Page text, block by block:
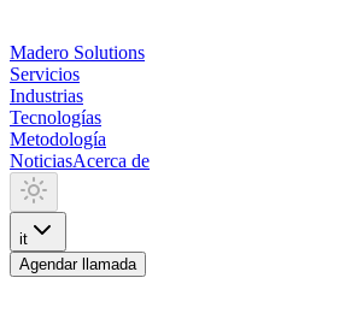
Madero Solutions
Servicios
Industrias
Tecnologías
Metodología
NoticiasAcerca de
it
Agendar llamada